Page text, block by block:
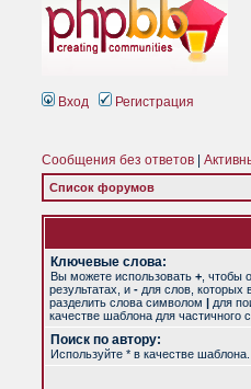
Вход Регистрация
Сообщения без ответов
Список форумов
Ключевые слова:
Вы можете использовать + , чтобы
результатах, и - для слов, которых
разделить слова символом | для
качестве шаблона для частичного
Поиск по автору:
Используйте * в качестве шаблона.